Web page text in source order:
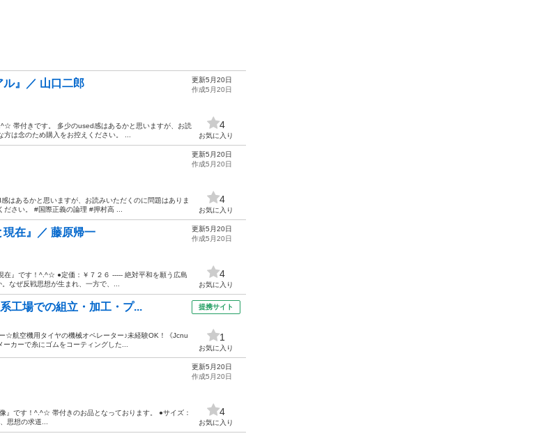
ル』／ 山口二郎
帯付きです。 多少のused感はあるかと思いますが、お読
は念のため購入をお控えください。 ...
更新5月20日
作成5月20日
4
お気に入り
あるかと思いますが、お読みいただくのに問題はありま
さい。 #国際正義の論理 #押村高 ...
更新5月20日
作成5月20日
4
お気に入り
現在』／ 藤原帰一
在』です！^.^☆ ●定価：￥７２６ ----- 絶対平和を願う広島
なぜ反戦思想が生まれ、一方で、...
更新5月20日
作成5月20日
4
お気に入り
工場での組立・加工・プ...
☆航空機用タイヤの機械オペレーター♪未経験OK！《Jcnu
カーで糸にゴムをコーティングした...
提携サイト
1
お気に入り
』です！^.^☆ 帯付きのお品となっております。 ●サイズ：
思想の求道...
更新5月20日
作成5月20日
4
お気に入り